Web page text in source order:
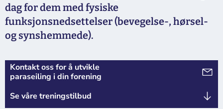
dag for dem med fysiske
funksjonsnedsettelser (bevegelse-, hørsel-
og synshemmede).
Kontakt oss for å utvikle
paraseiling i din forening
Se våre treningstilbud